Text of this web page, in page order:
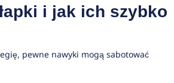
i jak ich szybko
pewne nawyki mogą sabotować